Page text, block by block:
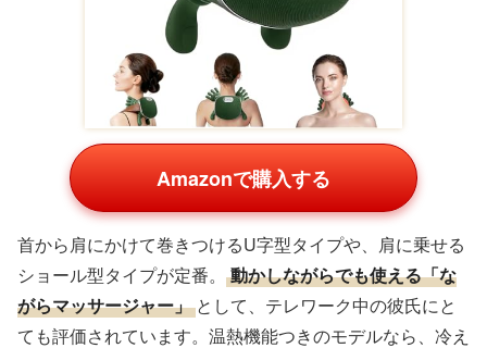
Amazonで購入する
首から肩にかけて巻きつけるU字型タイプや、肩に乗せる
ショール型タイプが定番。
動かしながらでも使える「な
がらマッサージャー」 として、テレワーク中の彼氏にと
ても評価されています。温熱機能つきのモデルなら、冷え